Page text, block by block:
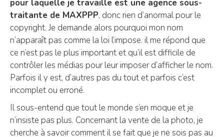
pour laquelle je travaille est une agence sous-
traitante de MAXPPP, donc rien d’anormal pour le
copyright. Je demande alors pourquoi mon nom
n’apparaît pas comme la loi l’impose. il me répond que
ce n’est pas le plus important et qu’il est difficile de
contrôler les médias pour leur imposer d’afficher le nom.
Parfois il y est, d’autres pas du tout et parfois c’est
incomplet ou erroné.
Il sous-entend que tout le monde s’en moque et je
n’insiste pas plus. Concernant la vente de la photo, je
cherche à savoir comment il se fait que je ne sois pas au